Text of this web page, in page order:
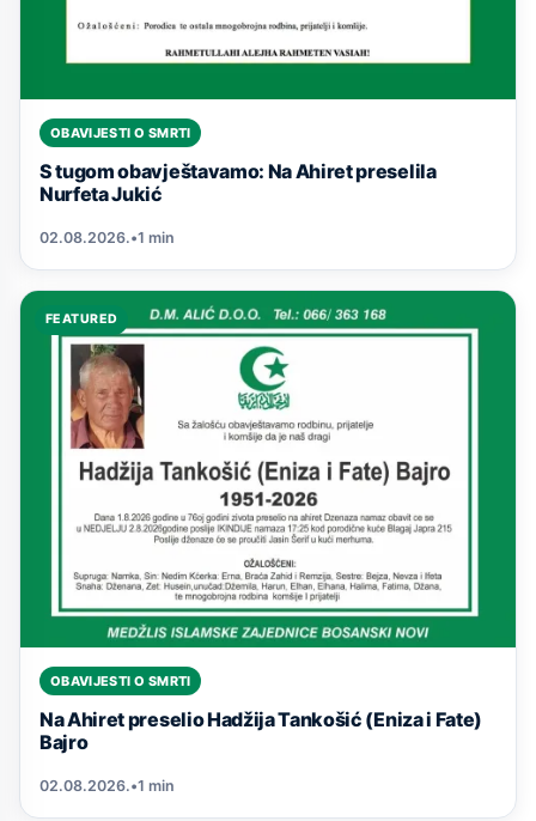
OBAVIJESTI O SMRTI
S tugom obavještavamo: Na Ahiret preselila
Nurfeta Jukić
02.08.2026.•1 min
FEATURED
OBAVIJESTI O SMRTI
Na Ahiret preselio Hadžija Tankošić (Eniza i Fate)
Bajro
02.08.2026.•1 min